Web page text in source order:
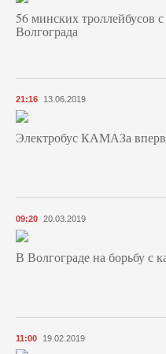
56 минских троллейбусов
Волгограда
21:16 13.06.2019
Электробус КАМАЗа
09:20 20.03.2019
В Волгограде на борьбу с
11:00 19.02.2019